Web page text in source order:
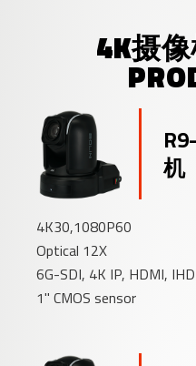
4K摄
机
4K30,1080P60
Optical 12X
6G-SDI, 4K IP, HDMI,
1" CMOS sensor